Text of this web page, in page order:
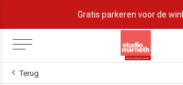
Lekker
Terug